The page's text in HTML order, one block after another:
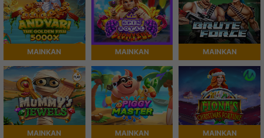
MAINKAN MAINKAN MAINKAN
MAINKAN MAINKAN MAINKAN